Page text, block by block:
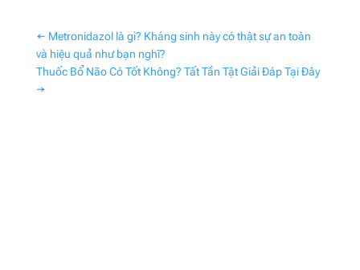
← Metronidazol là gì? Kháng sinh này có thật sự an toàn
và hiệu quả như bạn nghĩ?
Thuốc Bổ Não Có Tốt Không? Tất Tần Tật Giải Đáp Tại Đây
→